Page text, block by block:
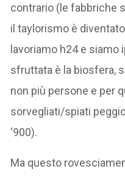
contrario (le fabbriche
il taylorismo è
lavoriamo h24 e
sfruttata è la biosfera,
non più persone e per
sorvegliati/spiati
‘900).
Ma questo